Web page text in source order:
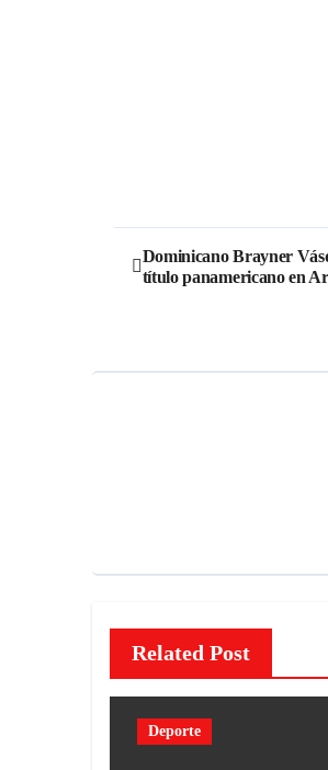
Dominicano Brayner
título panamericano en
Related Post
Deporte